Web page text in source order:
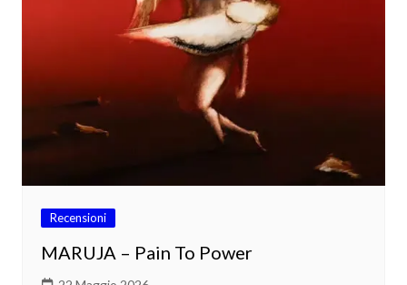
Recensioni
MARUJA – Pain To Power